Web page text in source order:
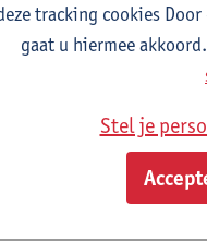
programma bestaat uit 1
interieurs, stijlen
2E SEM
Julie De Groot
tracking cookies
gaat u hiermee
Stel je